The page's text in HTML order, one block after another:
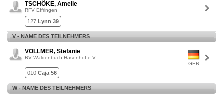
TSCHÖKE, Amelie
RFV Effringen
127 Lynn 39
V - NAME DES TEILNEHMERS
GER
VOLLMER, Stefanie
RV Waldenbuch-Hasenhof e.V.
010 Caja 56
W - NAME DES TEILNEHMERS